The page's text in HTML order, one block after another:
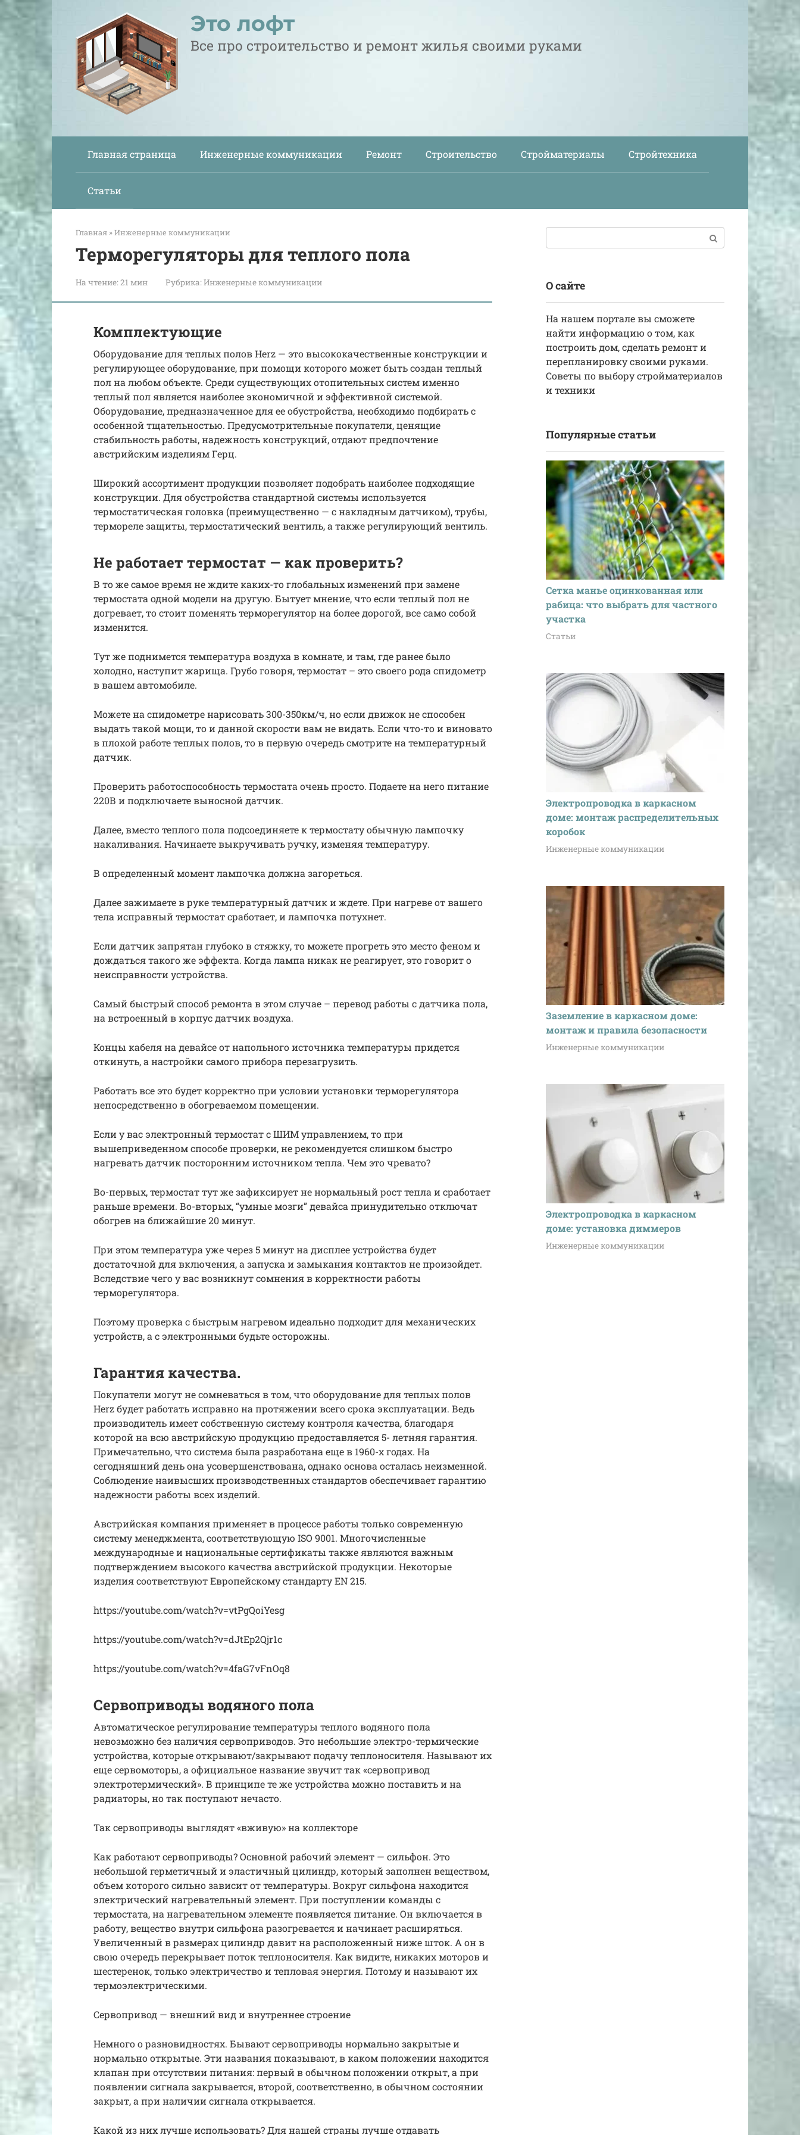
к
контенту
Это лофт
Все про строительство и ремонт жилья своими руками
Главная страница Инженерные коммуникации Ремонт Строительство Стройматериалы Стройтехника
Статьи
Главная »Инженерные коммуникации
Терморегуляторы для теплого пола
На чтение:21 мин Рубрика:Инженерные коммуникации
Комплектующие
Оборудование для теплых полов Herz — это высококачественные конструкции и
регулирующее оборудование, при помощи которого может быть создан теплый
пол на любом объекте. Среди существующих отопительных систем именно
теплый пол является наиболее экономичной и эффективной системой.
Оборудование, предназначенное для ее обустройства, необходимо подбирать с
особенной тщательностью. Предусмотрительные покупатели, ценящие
стабильность работы, надежность конструкций, отдают предпочтение
австрийским изделиям Герц.
Широкий ассортимент продукции позволяет подобрать наиболее подходящие
конструкции. Для обустройства стандартной системы используется
термостатическая головка (преимущественно — с накладным датчиком), трубы,
термореле защиты, термостатический вентиль, а также регулирующий вентиль.
Не работает термостат — как проверить?
В то же самое время не ждите каких-то глобальных изменений при замене
термостата одной модели на другую. Бытует мнение, что если теплый пол не
догревает, то стоит поменять терморегулятор на более дорогой, все само собой
изменится.
Тут же поднимется температура воздуха в комнате, и там, где ранее было
холодно, наступит жарища. Грубо говоря, термостат – это своего рода спидометр
в вашем автомобиле.
Можете на спидометре нарисовать 300-350км/ч, но если движок не способен
выдать такой мощи, то и данной скорости вам не видать. Если что-то и виновато
в плохой работе теплых полов, то в первую очередь смотрите на температурный
датчик.
Проверить работоспособность термостата очень просто. Подаете на него питание
220В и подключаете выносной датчик.
Далее, вместо теплого пола подсоединяете к термостату обычную лампочку
накаливания. Начинаете выкручивать ручку, изменяя температуру.
В определенный момент лампочка должна загореться.
Далее зажимаете в руке температурный датчик и ждете. При нагреве от вашего
тела исправный термостат сработает, и лампочка потухнет.
Если датчик запрятан глубоко в стяжку, то можете прогреть это место феном и
дождаться такого же эффекта. Когда лампа никак не реагирует, это говорит о
неисправности устройства.
Самый быстрый способ ремонта в этом случае – перевод работы с датчика пола,
на встроенный в корпус датчик воздуха.
Концы кабеля на девайсе от напольного источника температуры придется
откинуть, а настройки самого прибора перезагрузить.
Работать все это будет корректно при условии установки терморегулятора
непосредственно в обогреваемом помещении.
Если у вас электронный термостат с ШИМ управлением, то при
вышеприведенном способе проверки, не рекомендуется слишком быстро
нагревать датчик посторонним источником тепла. Чем это чревато?
Во-первых, термостат тут же зафиксирует не нормальный рост тепла и сработает
раньше времени. Во-вторых, “умные мозги” девайса принудительно отключат
обогрев на ближайшие 20 минут.
При этом температура уже через 5 минут на дисплее устройства будет
достаточной для включения, а запуска и замыкания контактов не произойдет.
Вследствие чего у вас возникнут сомнения в корректности работы
терморегулятора.
Поэтому проверка с быстрым нагревом идеально подходит для механических
устройств, а с электронными будьте осторожны.
Гарантия качества.
Покупатели могут не сомневаться в том, что оборудование для теплых полов
Herz будет работать исправно на протяжении всего срока эксплуатации. Ведь
производитель имеет собственную систему контроля качества, благодаря
которой на всю австрийскую продукцию предоставляется 5- летняя гарантия.
Примечательно, что система была разработана еще в 1960-х годах. На
сегодняшний день она усовершенствована, однако основа осталась неизменной.
Соблюдение наивысших производственных стандартов обеспечивает гарантию
надежности работы всех изделий.
Австрийская компания применяет в процессе работы только современную
систему менеджмента, соответствующую ISO 9001. Многочисленные
международные и национальные сертификаты также являются важным
подтверждением высокого качества австрийской продукции. Некоторые
изделия соответствуют Европейскому стандарту EN 215.
https://youtube.com/watch?v=vtPgQoiYesg
https://youtube.com/watch?v=dJtEp2Qjr1c
https://youtube.com/watch?v=4faG7vFnOq8
Сервоприводы водяного пола
Автоматическое регулирование температуры теплого водяного пола
невозможно без наличия сервоприводов. Это небольшие электро-термические
устройства, которые открывают/закрывают подачу теплоносителя. Называют их
еще сервомоторы, а официальное название звучит так «сервопривод
электротермический». В принципе те же устройства можно поставить и на
радиаторы, но так поступают нечасто.
Так сервоприводы выглядят «вживую» на коллекторе
Как работают сервоприводы? Основной рабочий элемент — сильфон. Это
небольшой герметичный и эластичный цилиндр, который заполнен веществом,
объем которого сильно зависит от температуры. Вокруг сильфона находится
электрический нагревательный элемент. При поступлении команды с
термостата, на нагревательном элементе появляется питание. Он включается в
работу, вещество внутри сильфона разогревается и начинает расширяться.
Увеличенный в размерах цилиндр давит на расположенный ниже шток. А он в
свою очередь перекрывает поток теплоносителя. Как видите, никаких моторов и
шестеренок, только электричество и тепловая энергия. Потому и называют их
термоэлектрическими.
Сервопривод — внешний вид и внутреннее строение
Немного о разновидностях. Бывают сервоприводы нормально закрытые и
нормально открытые. Эти названия показывают, в каком положении находится
клапан при отсутствии питания: первый в обычном положении открыт, а при
появлении сигнала закрывается, второй, соответственно, в обычном состоянии
закрыт, а при наличии сигнала открывается.
Какой из них лучше использовать? Для нашей страны лучше отдавать
О сайте
На нашем портале вы сможете
найти информацию о том, как
построить дом, сделать ремонт и
перепланировку своими руками.
Советы по выбору стройматериалов
и техники
Популярные статьи
Сетка манье оцинкованная или
рабица: что выбрать для частного
участка
Статьи
Электропроводка в каркасном
доме: монтаж распределительных
коробок
Инженерные коммуникации
Заземление в каркасном доме:
монтаж и правила безопасности
Инженерные коммуникации
Электропроводка в каркасном
доме: установка диммеров
Инженерные коммуникации